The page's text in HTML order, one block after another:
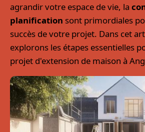
agrandir votre espace de vie, la
planification sont primordiales
succès de votre projet. Dans cet
explorons les étapes essentielles
projet d'extension de maison à